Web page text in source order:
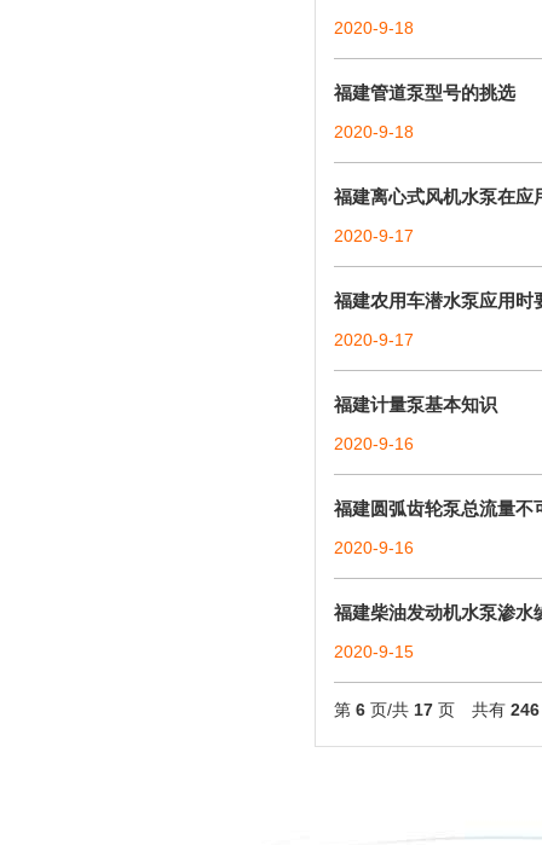
2020-9-18
福建管道泵型号的挑选
2020-9-18
福建离心式风机水泵在应
2020-9-17
福建农用车潜水泵应用时
2020-9-17
福建计量泵基本知识
2020-9-16
福建圆弧齿轮泵总流量不
2020-9-16
福建柴油发动机水泵渗水
2020-9-15
第 6 页/共 17 页 共有 246